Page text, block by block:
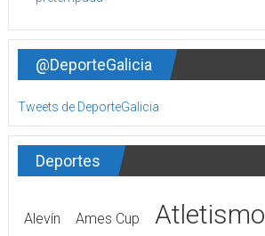
@DeporteGalicia
Tweets de DeporteGalicia
Deportes
Alevín Ames Cup Atletismo